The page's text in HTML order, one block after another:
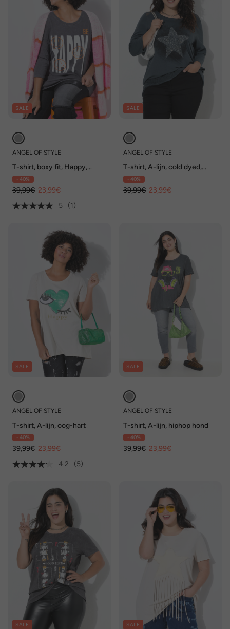
SALE
ANGEL OF STYLE
T-shirt, boxy fit, Happy,
vintage look
- 40%
39,99€ 23,99€
5
(1)
SALE
ANGEL OF STYLE
T-shirt, A-lijn, cold dyed,
glinsterende ster, kant aan de
zoom
- 40%
39,99€ 23,99€
SALE
ANGEL OF STYLE
T-shirt, A-lijn, oog-hart
- 40%
39,99€ 23,99€
4.2
(5)
SALE
ANGEL OF STYLE
T-shirt, A-lijn, hiphop hond
- 40%
39,99€ 23,99€
SALE SALE